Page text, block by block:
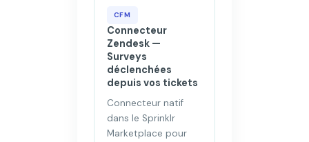
CFM
Connecteur
Zendesk —
Surveys
déclenchées
depuis vos tickets
Connecteur natif
dans le Sprinklr
Marketplace pour